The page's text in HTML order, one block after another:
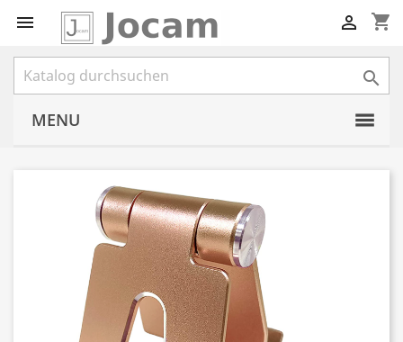
 shopping_cart


MENU